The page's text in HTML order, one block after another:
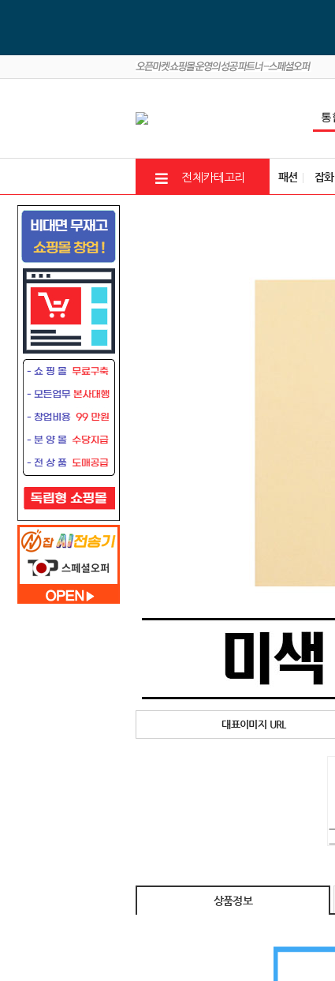
전체카테고리 패션 잡화
대표이미지 URL
상품정보